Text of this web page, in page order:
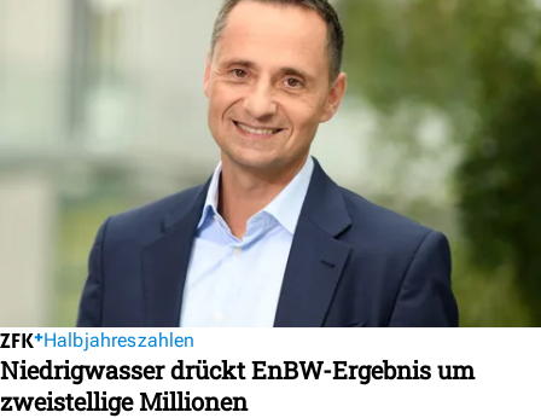
Halbjahreszahlen
Niedrigwasser drückt EnBW-Ergebnis um
zweistellige Millionen